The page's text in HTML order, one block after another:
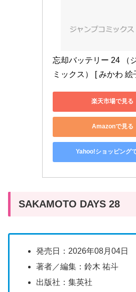
忘却バッテリー 24 （
ミックス） [ みかわ 絵
楽天市場で見る
Amazonで見る
Yahoo!ショッピング
SAKAMOTO DAYS 28
発売日：2026年08月04日
著者／編集：鈴木 祐斗
出版社：集英社